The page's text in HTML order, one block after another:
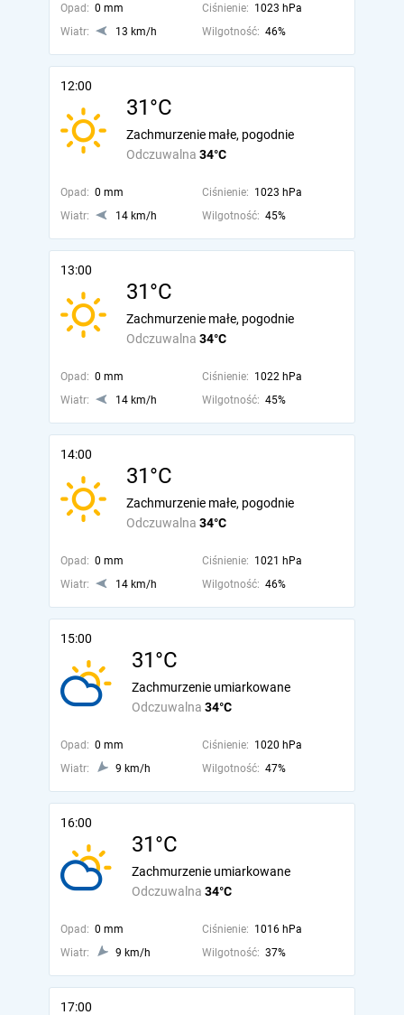
Opad: 0 mm Ciśnienie: 1023 hPa
Wiatr:
13 km/h Wilgotność: 46%
12:00
31°C
Odczuwalna 34°C
Zachmurzenie małe, pogodnie
Opad: 0 mm Ciśnienie: 1023 hPa
Wiatr:
14 km/h Wilgotność: 45%
13:00
31°C
Odczuwalna 34°C
Zachmurzenie małe, pogodnie
Opad: 0 mm Ciśnienie: 1022 hPa
Wiatr:
14 km/h Wilgotność: 45%
14:00
31°C
Odczuwalna 34°C
Zachmurzenie małe, pogodnie
Opad: 0 mm Ciśnienie: 1021 hPa
Wiatr:
14 km/h Wilgotność: 46%
15:00
31°C
Odczuwalna 34°C
Zachmurzenie umiarkowane
Opad: 0 mm Ciśnienie: 1020 hPa
Wiatr:
9 km/h Wilgotność: 47%
16:00
31°C
Odczuwalna 34°C
Zachmurzenie umiarkowane
Opad: 0 mm Ciśnienie: 1016 hPa
Wiatr:
9 km/h Wilgotność: 37%
17:00